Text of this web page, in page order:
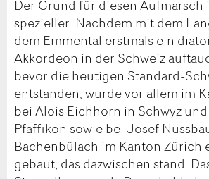
Der Grund für diesen Aufmarsch
spezieller. Nachdem mit dem
dem Emmental erstmals ein
Akkordeon in der Schweiz
bevor die heutigen Standard-
entstanden, wurde vor allem im
bei Alois Eichhorn in Schwyz
Pfäffikon sowie bei Josef
Bachenbülach im Kanton Zürich
gebaut, das dazwischen stand.